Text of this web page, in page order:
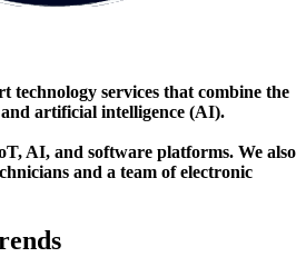
technology services that combine the
artificial intelligence (AI).
AI, and software platforms. We also
and a team of electronic